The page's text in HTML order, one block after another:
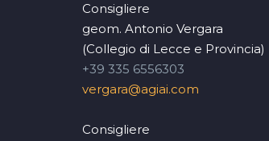
Consigliere
geom. Antonio Vergara
(Collegio di Lecce e Provincia)
+39 335 6556303
vergara@agiai.com
Consigliere